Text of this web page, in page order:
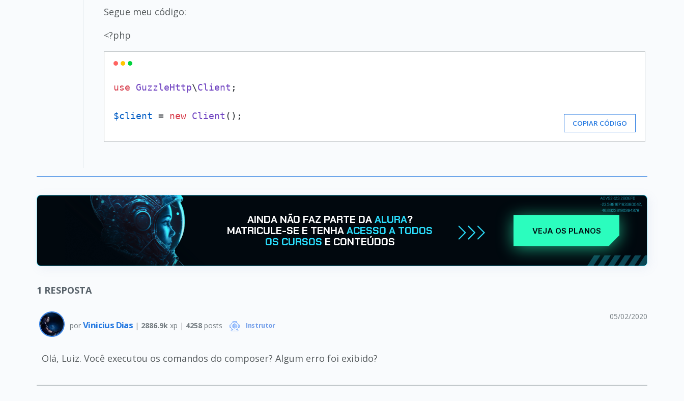
Segue meu código:
<?php
use GuzzleHttp\Client ;
$client = new Client ();
COPIAR CÓDIGO
AINDA NÃO FAZ PARTE DAALURA?
MATRICULE-SE E TENHAACESSO A TODOS
OS CURSOS E CONTEÚDOS
VEJA OS PLANOS
1 RESPOSTA
por Vinicius Dias | 2886.9k xp | 4258posts Instrutor
05/02/2020
Olá, Luiz. Você executou os comandos do composer? Algum erro foi exibido?